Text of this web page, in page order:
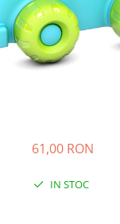
61,00 RON
IN STOC